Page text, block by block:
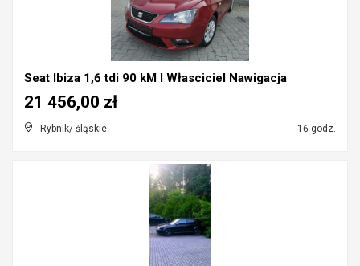
Seat Ibiza 1,6 tdi 90 kM I Własciciel Nawigacja
Rybnik/ śląskie 16 godz.
21 456,00 zł